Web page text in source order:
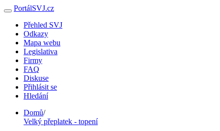
PortálSVJ.cz
Přehled SVJ
Odkazy
Mapa webu
Legislativa
Firmy
FAQ
Diskuse
Přihlásit se
Hledání
Domů/
Velký přeplatek - topení